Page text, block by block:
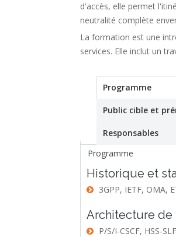
d'accès, elle permet
neutralité complète
La formation est une
services. Elle inclut un
StageProgramme
Public cible et
Responsables
Programme
Historique et
3GPP, IETF, OMA,
Architecture de
P/S/I-CSCF, HSS-